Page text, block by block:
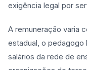
exigência legal por
A remuneração varia
estadual, o pedagogo
salários da rede de